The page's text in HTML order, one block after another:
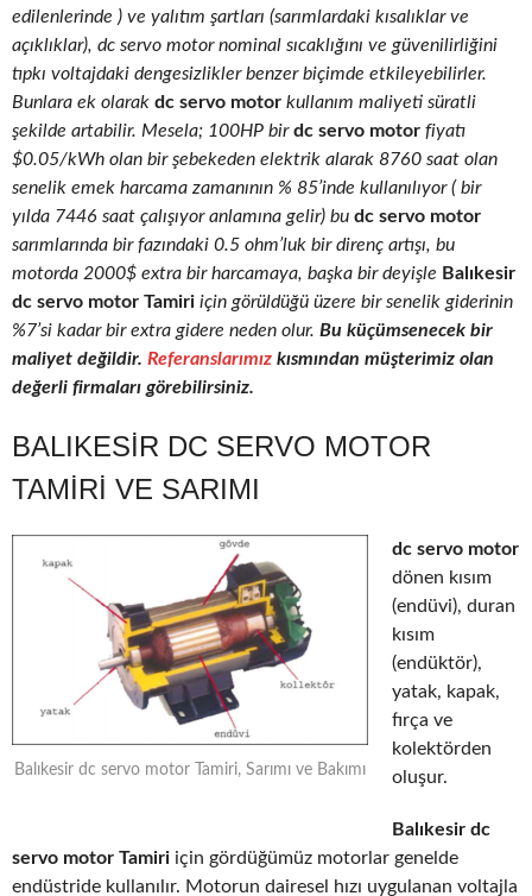
edilenlerinde ) ve yalıtım şartları (sarımlardaki kısalıklar ve
açıklıklar), dc servo motor nominal sıcaklığını ve güvenilirliğini
tıpkı voltajdaki dengesizlikler benzer biçimde etkileyebilirler.
Bunlara ek olarak dc servo motor kullanım maliyeti süratli
şekilde artabilir. Mesela; 100HP birdc servo motor fiyatı
$0.05/kWh olan bir şebekeden elektrik alarak 8760 saat olan
senelik emek harcama zamanının % 85’inde kullanılıyor ( bir
yılda 7446 saat çalışıyor anlamına gelir) bu dc servo motor
sarımlarında bir fazındaki 0.5 ohm’luk bir direnç artışı, bu
motorda 2000$ extra bir harcamaya, başka bir deyişle Balıkesir
dc servo motor Tamiri için görüldüğü üzere bir senelik giderinin
%7’si kadar bir extra gidere neden olur. Bu küçümsenecek bir
maliyet değildir. Referanslarımız kısmından müşterimiz olan
değerli firmaları görebilirsiniz.
BALIKESIR DC SERVO MOTOR
TAMIRI VE SARIMI
Balıkesir dc servo motor Tamiri, Sarımı ve Bakımı
dc servo motor
dönen kısım
(endüvi), duran
kısım
(endüktör),
yatak, kapak,
fırça ve
kolektörden
oluşur.
Balıkesir dc
servo motor Tamiri için gördüğümüz motorlar genelde
endüstride kullanılır. Motorun dairesel hızı uygulanan voltajla